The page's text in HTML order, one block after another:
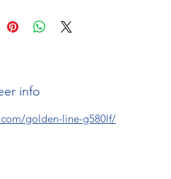
info
golden-line-g580lf/